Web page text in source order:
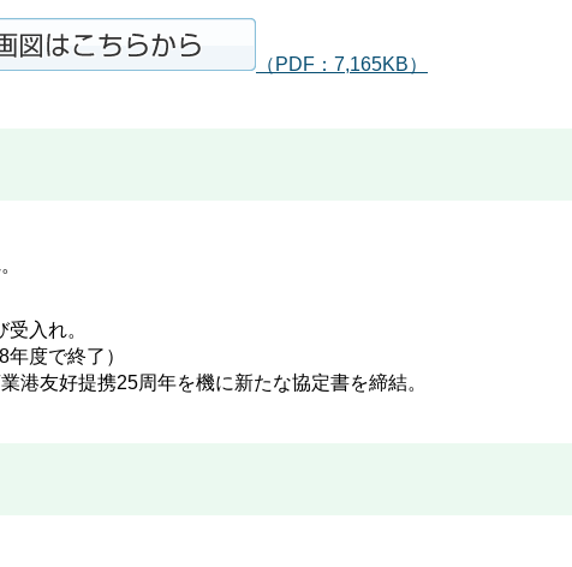
（PDF：7,165KB）
入れ。
度で終了）
友好提携25周年を機に新たな協定書を締結。